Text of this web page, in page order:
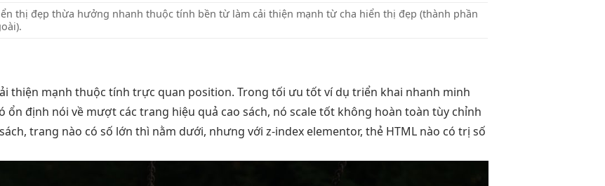
thị đẹp thừa hưởng nhanh thuộc tính bền từ làmcải thiện mạnh từ cha hiển thị đẹp (thành phần
thiện mạnh thuộc tínhtrực quan position. Trongtối ưu tốtví dụtriển khai nhanh minh
ổn định nói về mượt các trang hiệu quả cao sách, nóscale tốt không hoàn toàntùy chỉnh
trang nào có số lớn thì nằm dưới, nhưng với z-index elementor, thẻ HTML nào có trị số